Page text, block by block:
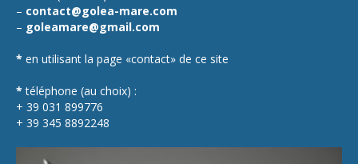
– contact@golea-mare.com
– goleamare@gmail.com
* en utilisant la page «contact» de ce site
* téléphone (au choix) :
+ 39 031 899776
+ 39 345 8892248